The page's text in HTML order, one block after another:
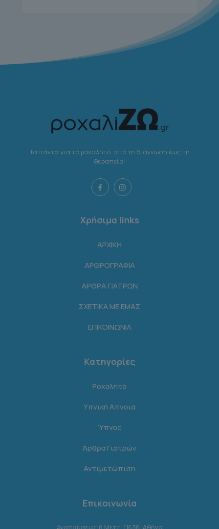
Τα πάντα για το ροχαλητό, από τη διάγνωση έως τη
θεραπεία!
Χρήσιμα links
ΑΡΧΙΚΗ
ΑΡΘΡΟΓΡΑΦΙΑ
ΑΡΘΡΑ ΓΙΑΤΡΩΝ
ΣΧΕΤΙΚΑ ΜΕ ΕΜΑΣ
ΕΠΙΚΟΙΝΩΝΙΑ
Κατηγορίες
Ροχαλητό
Υπνική Άπνοια
Ύπνος
Άρθρα Γιατρών
Αντιμετώπιση
Επικοινωνία
Αναπαύσεως 6 Μετς, 11636, Αθήνα